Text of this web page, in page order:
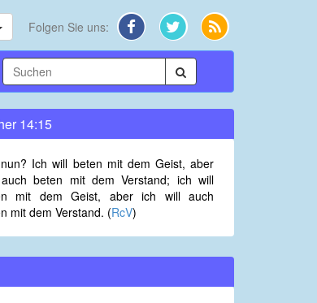
Folgen Sie uns:
14:15
Ich will beten mit dem Geist, aber
beten mit dem Verstand; ich will
mit dem Geist, aber ich will auch
mit dem Verstand. (RcV)